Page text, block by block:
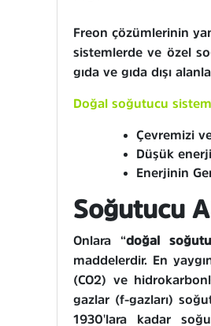
Freon çözümlerinin
sistemlerde ve özel
gıda ve gıda dışı
Doğal soğutucu
Çevremizi
Düşük
Enerjinin
Soğutucu
Onlara “doğal
maddelerdir. En
(CO2) ve
gazlar (f-gazları)
1930'lara kadar